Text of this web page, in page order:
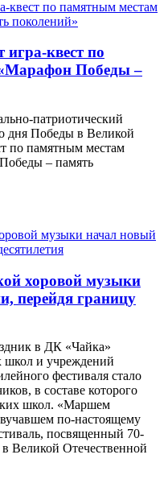
игра-квест по
Победы –
патриотический
дня Победы в Великой
по памятным местам
– память
хоровой музыки
перейдя границу
в ДК «Чайка»
школ и учреждений
фестиваля стало
в составе которого
школ. «Маршем
по-настоящему
посвященный 70-
Великой Отечественной